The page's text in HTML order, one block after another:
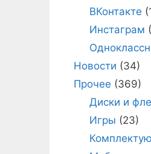
ВКонтакте
Инстаграм
Новости (34)
Прочее (369)
Диски и
Игры (23)